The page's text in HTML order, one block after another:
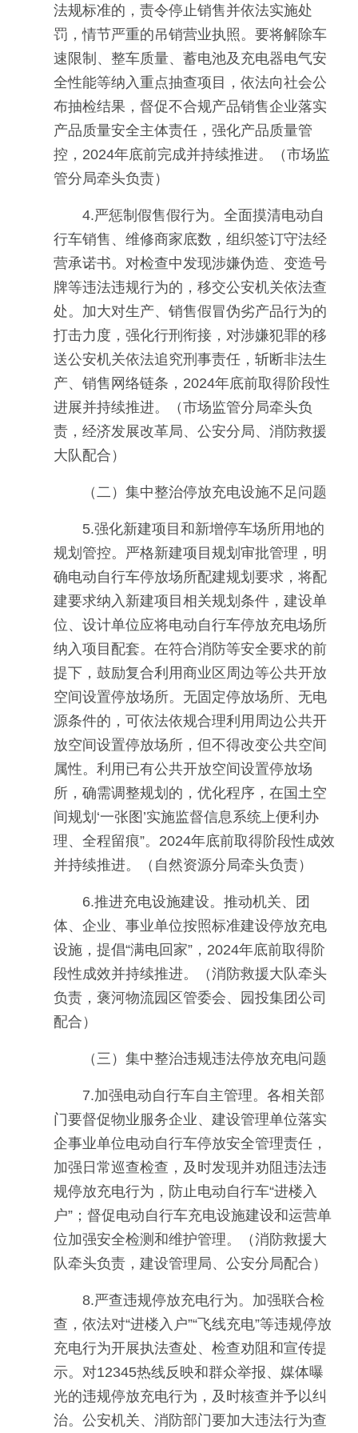
法规标准的，责令停止销售并依法实施处
罚，情节严重的吊销营业执照。要将解除车
速限制、整车质量、蓄电池及充电器电气安
全性能等纳入重点抽查项目，依法向社会公
布抽检结果，督促不合规产品销售企业落实
产品质量安全主体责任，强化产品质量管
控，2024年底前完成并持续推进。（市场监
管分局牵头负责）
4.严惩制假售假行为。全面摸清电动自
行车销售、维修商家底数，组织签订守法经
营承诺书。对检查中发现涉嫌伪造、变造号
牌等违法违规行为的，移交公安机关依法查
处。加大对生产、销售假冒伪劣产品行为的
打击力度，强化行刑衔接，对涉嫌犯罪的移
送公安机关依法追究刑事责任，斩断非法生
产、销售网络链条，2024年底前取得阶段性
进展并持续推进。（市场监管分局牵头负
责，经济发展改革局、公安分局、消防救援
大队配合）
（二）集中整治停放充电设施不足问题
5.强化新建项目和新增停车场所用地的
规划管控。严格新建项目规划审批管理，明
确电动自行车停放场所配建规划要求，将配
建要求纳入新建项目相关规划条件，建设单
位、设计单位应将电动自行车停放充电场所
纳入项目配套。在符合消防等安全要求的前
提下，鼓励复合利用商业区周边等公共开放
空间设置停放场所。无固定停放场所、无电
源条件的，可依法依规合理利用周边公共开
放空间设置停放场所，但不得改变公共空间
属性。利用已有公共开放空间设置停放场
所，确需调整规划的，优化程序，在国土空
间规划‘一张图’实施监督信息系统上便利办
理、全程留痕”。2024年底前取得阶段性成效
并持续推进。（自然资源分局牵头负责）
6.推进充电设施建设。推动机关、团
体、企业、事业单位按照标准建设停放充电
设施，提倡“满电回家”，2024年底前取得阶
段性成效并持续推进。（消防救援大队牵头
负责，褒河物流园区管委会、园投集团公司
配合）
（三）集中整治违规违法停放充电问题
7.加强电动自行车自主管理。各相关部
门要督促物业服务企业、建设管理单位落实
企事业单位电动自行车停放安全管理责任，
加强日常巡查检查，及时发现并劝阻违法违
规停放充电行为，防止电动自行车“进楼入
户”；督促电动自行车充电设施建设和运营单
位加强安全检测和维护管理。（消防救援大
队牵头负责，建设管理局、公安分局配合）
8.严查违规停放充电行为。加强联合检
查，依法对“进楼入户”“飞线充电”等违规停放
充电行为开展执法查处、检查劝阻和宣传提
示。对12345热线反映和群众举报、媒体曝
光的违规停放充电行为，及时核查并予以纠
治。公安机关、消防部门要加大违法行为查